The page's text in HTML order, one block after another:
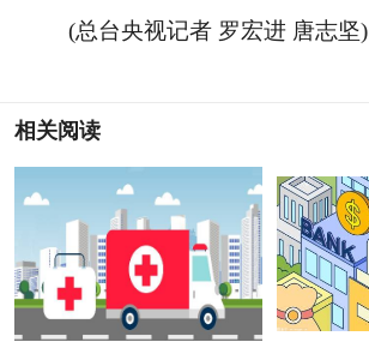
(总台央视记者 罗宏进 唐志坚)
相关阅读